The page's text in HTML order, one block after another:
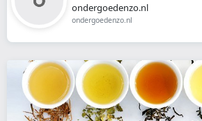
ondergoedenzo.nl
ondergoedenzo.nl